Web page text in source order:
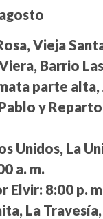
Vieja
Barrio
parte alta,
y
Unidos, La
a. m.
Elvir: 8:00 p.
La